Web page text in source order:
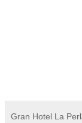
Gran Hotel La